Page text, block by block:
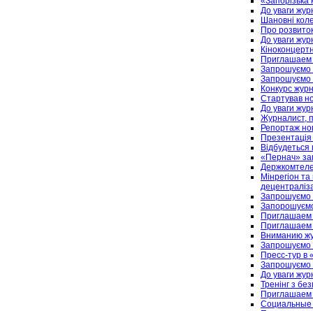
До уваги
Шановні
Про
До уваги
Запрошуємо
Запрошуємо
Конкурс
Cтартував
До уваги
Журналист,
Репортаж
«Пернач»
Мінрегіон
Запрошуємо
Приглашаем
Приглашаем
Вниманию
Запрошуємо
Пресс-тур в
Запрошуємо
До уваги
Тренінг з
Приглашаем
Социальные